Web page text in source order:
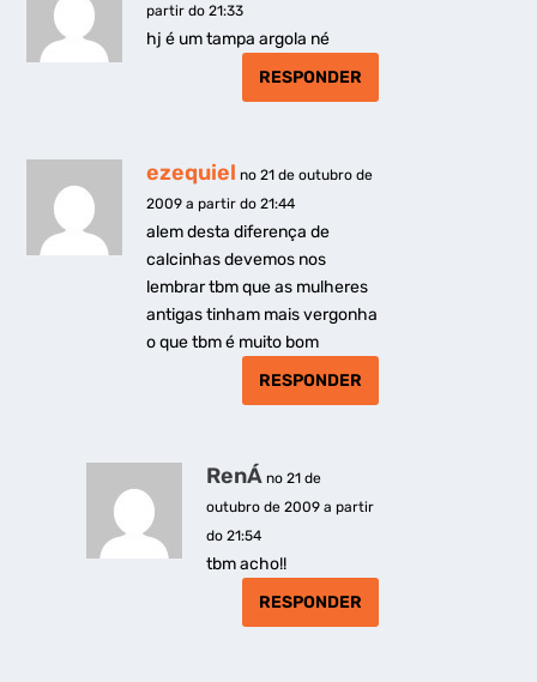
partir do 21:33
hj é um tampa argola né
RESPONDER
ezequiel no 21 de outubro de
2009 a partir do 21:44
alem desta diferença de
calcinhas devemos nos
lembrar tbm que as mulheres
antigas tinham mais vergonha
o que tbm é muito bom
RESPONDER
RenÁ no 21 de
outubro de 2009 a partir
do 21:54
tbm acho!!
RESPONDER